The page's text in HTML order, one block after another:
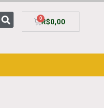
R$0,00